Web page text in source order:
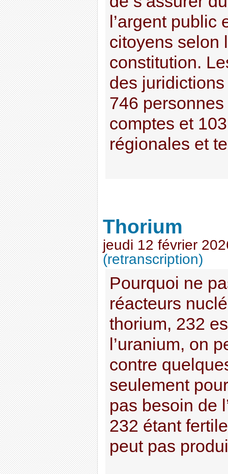
l’argent public
citoyens selon
constitution.
des
746
comptes et
régionales et
Thorium
jeudi 12 février
(retranscription)
Pourquoi ne
réacteurs
thorium, 232
l’uranium, on
contre
seulement
pas besoin de
232 étant
peut pas